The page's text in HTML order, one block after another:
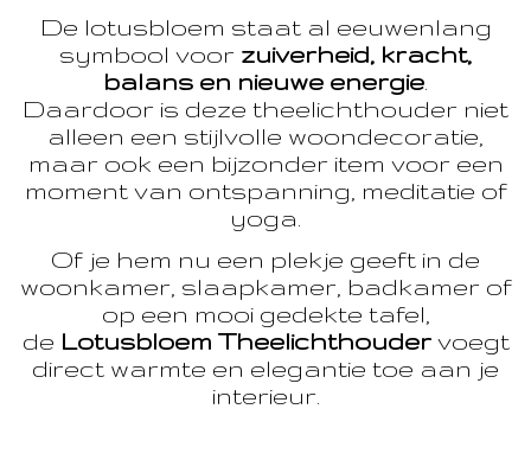
De lotusbloem staat al eeuwenlang
symbool voor zuiverheid, kracht,
balans en nieuwe energie
Daardoor is deze theelichthouder niet
alleen een stijlvolle woondecoratie,
maar ook een bijzonder item voor een
moment van ontspanning, meditatie of
yoga.
Of je hem nu een plekje geeft in de
woonkamer, slaapkamer, badkamer of
op een mooi gedekte tafel,
de Lotusbloem Theelichthoudervoegt
direct warmte en elegantie toe aan je
interieur.